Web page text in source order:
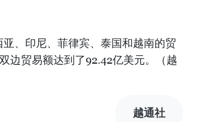
、印尼、菲律宾、泰国和越南的贸
边贸易额达到了92.42亿美元。（越
越通社